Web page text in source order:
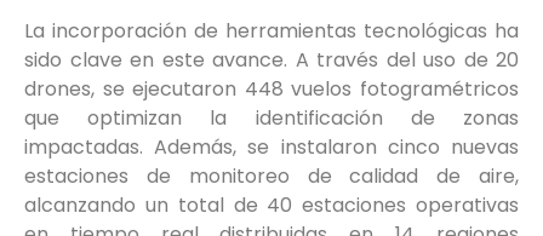
La incorporación de herramientas tecnológicas ha
sido clave en este avance. A través del uso de 20
drones, se ejecutaron 448 vuelos fotogramétricos
que optimizan la identificación de zonas
impactadas. Además, se instalaron cinco nuevas
estaciones de monitoreo de calidad de aire,
alcanzando un total de 40 estaciones operativas